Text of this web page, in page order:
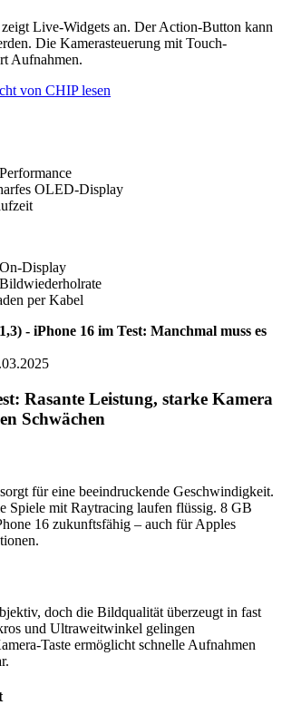
Live-Widgets an. Der Action-Button kann
Die Kamerasteuerung mit Touch-
Aufnahmen.
von CHIP lesen
OLED-Display
Display
per Kabel
- iPhone 16 im Test: Manchmal muss es
Rasante Leistung, starke Kamera
Schwächen
für eine beeindruckende Geschwindigkeit.
Spiele mit Raytracing laufen flüssig. 8 GB
16 zukunftsfähig – auch für Apples
doch die Bildqualität überzeugt in fast
und Ultraweitwinkel gelingen
Taste ermöglicht schnelle Aufnahmen